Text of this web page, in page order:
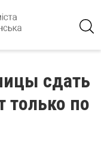
сдать
только по